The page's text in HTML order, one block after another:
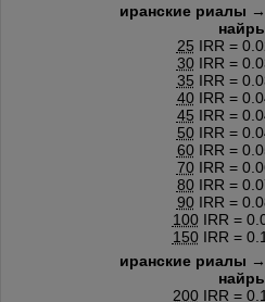
иранские риалы
25 IRR =
30IRR =
35 IRR =
40IRR =
45 IRR =
50IRR =
60IRR =
70IRR =
80IRR =
90IRR =
100IRR =
150IRR =
иранские риалы
200IRR =